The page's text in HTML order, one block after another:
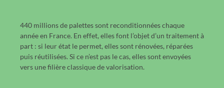
440 millions de palettes sont reconditionnées chaque
année en France. En effet, elles font l’objet d’un traitement à
part : si leur état le permet, elles sont rénovées, réparées
puis réutilisées. Si ce n’est pas le cas, elles sont envoyées
vers une filière classique de valorisation.